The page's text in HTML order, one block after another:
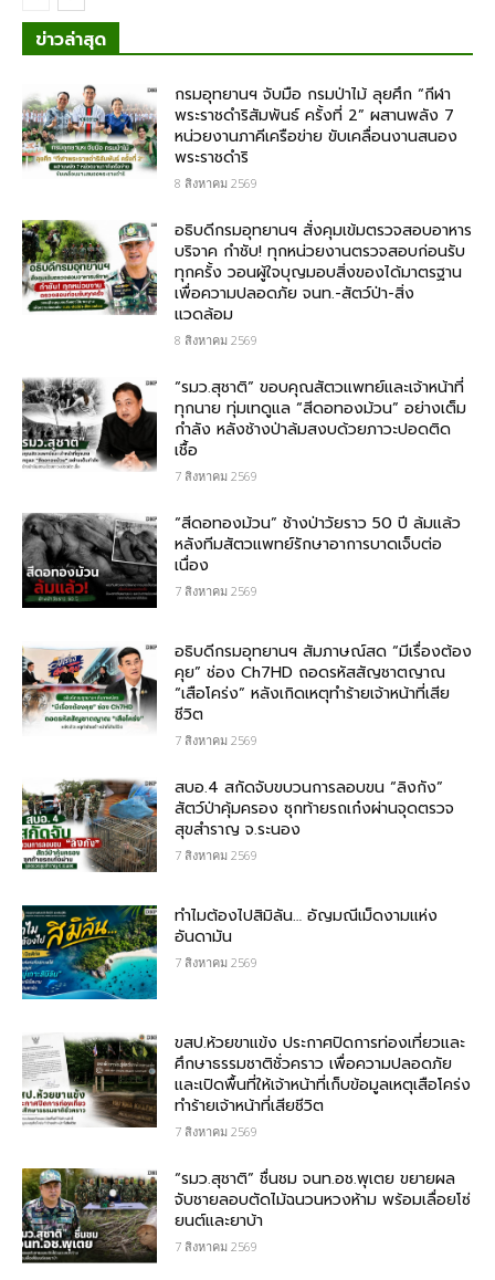
ข่าวล่าสุด
กรมอุทยานฯ จับมือ กรมป่าไม้ ลุยศึก “กีฬา
พระราชดำริสัมพันธ์ ครั้งที่ 2” ผสานพลัง 7
หน่วยงานภาคีเครือข่าย ขับเคลื่อนงานสนอง
พระราชดำริ
8 สิงหาคม 2569
อธิบดีกรมอุทยานฯ สั่งคุมเข้มตรวจสอบอาหาร
บริจาค​ กำชับ! ทุกหน่วยงานตรวจสอบก่อนรับ
ทุกครั้ง วอนผู้ใจบุญมอบสิ่งของได้มาตรฐาน
เพื่อความปลอดภัย​ จนท.-สัตว์ป่า-สิ่ง
แวดล้อม
8 สิงหาคม 2569
“รมว.สุชาติ” ขอบคุณสัตวแพทย์และเจ้าหน้าที่
ทุกนาย ทุ่มเทดูแล “สีดอทองม้วน” อย่างเต็ม
กำลัง หลังช้างป่าล้มสงบด้วยภาวะปอดติด
เชื้อ
7 สิงหาคม 2569
“สีดอทองม้วน” ช้างป่าวัยราว 50 ปี ล้มแล้ว
หลังทีมสัตวแพทย์รักษาอาการบาดเจ็บต่อ
เนื่อง
7 สิงหาคม 2569
อธิบดีกรมอุทยานฯ สัมภาษณ์สด “มีเรื่องต้อง
คุย” ช่อง Ch7HD ถอดรหัสสัญชาตญาณ
“เสือโคร่ง” หลังเกิดเหตุทำร้ายเจ้าหน้าที่เสีย
ชีวิต
7 สิงหาคม 2569
สบอ.4 สกัดจับขบวนการลอบขน “ลิงกัง”
สัตว์ป่าคุ้มครอง ซุกท้ายรถเก๋งผ่านจุดตรวจ
สุขสำราญ จ.ระนอง
7 สิงหาคม 2569
ทำไมต้องไปสิมิลัน… อัญมณีเม็ดงามแห่ง
อันดามัน
7 สิงหาคม 2569
ขสป.ห้วยขาแข้ง ประกาศปิดการท่องเที่ยวและ
ศึกษาธรรมชาติชั่วคราว เพื่อความปลอดภัย
และเปิดพื้นที่ให้เจ้าหน้าที่เก็บข้อมูลเหตุเสือโคร่ง
ทำร้ายเจ้าหน้าที่เสียชีวิต
7 สิงหาคม 2569
“รมว.สุชาติ” ชื่นชม​ จนท.อช.พุเตย​ ขยายผล
จับชายลอบตัดไม้ฉนวนหวงห้าม พร้อมเลื่อยโซ่
ยนต์และยาบ้า
7 สิงหาคม 2569